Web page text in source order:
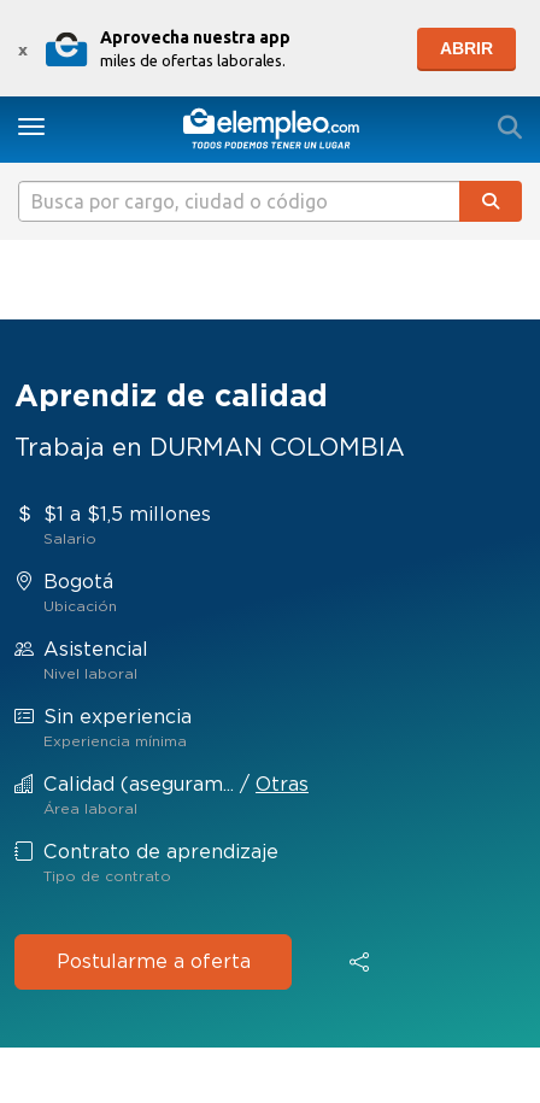
x
Aprovecha nuestra app
miles de ofertas laborales.
ABRIR
Toggle navigation
Aprendiz de calidad
Trabaja en DURMAN COLOMBIA
$1 a $1,5 millones
Salario
Bogotá
Ubicación
Asistencial
Nivel laboral
Sin experiencia
Experiencia mínima
Calidad (aseguram... / Otras
Área laboral
Contrato de aprendizaje
Tipo de contrato
Postularme a oferta